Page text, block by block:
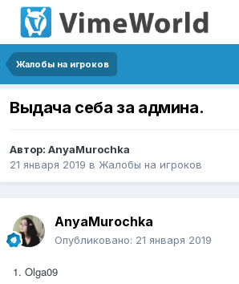
Жалобы на игроков
Выдача себа за админа.
Автор: AnyaMurochka
21 января 2019 в Жалобы на игроков
AnyaMurochka
Опубликовано: 21 января 2019
1. Olga09